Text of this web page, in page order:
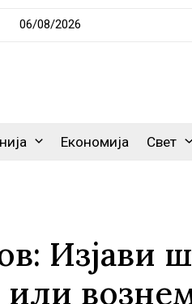
06/08/2026
Економија Свет
Изјави
или